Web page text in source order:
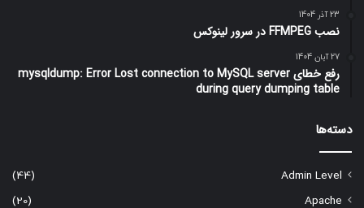
23 آذر 1404
نصب FFMPEG در سرور لینوکس
27 آبان 1404
رفع خطای mysqldump: Error Lost connection to MySQL server
during query dumping table
دسته‌ها
Admin Level
(44)
Apache
(20)